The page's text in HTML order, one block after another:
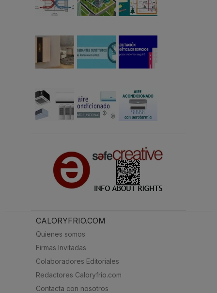
CALORYFRIO.COM
Quienes somos
Firmas Invitadas
Colaboradores Editoriales
Redactores Caloryfrio.com
Contacta con nosotros